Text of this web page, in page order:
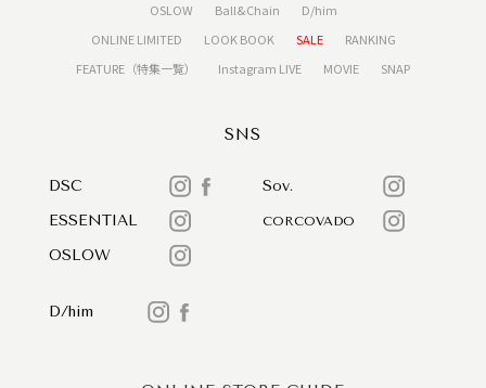
OSLOW
Ball&Chain
D/him
ONLINE LIMITED
LOOK BOOK SALE
RANKING
FEATURE（特集一覧）
Instagram LIVE MOVIE SNAP
SNS
DSC
Sov.
ESSENTIAL
CORCOVADO
OSLOW
D/him